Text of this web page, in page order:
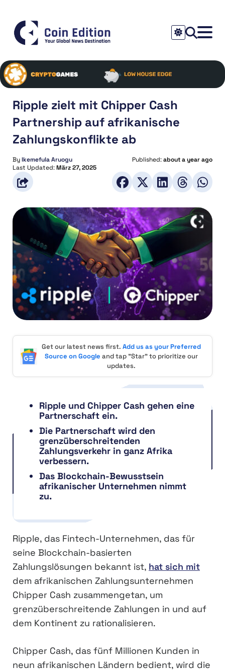
Ripple zielt mit Chipper Cash
Partnership auf afrikanische
Zahlungskonflikte ab
ByIkemefula Aruogu Published:about a year ago
Last Updated:März 27, 2025
Get our latest news first. Add us as your Preferred
Source on Google and tap "Star" to prioritize our
updates.
Ripple und Chipper Cash gehen eine
Partnerschaft ein.
Die Partnerschaft wird den
grenzüberschreitenden
Zahlungsverkehr in ganz Afrika
verbessern.
Das Blockchain-Bewusstsein
afrikanischer Unternehmen nimmt
zu.
Ripple, das Fintech-Unternehmen, das für
seine Blockchain-basierten
Zahlungslösungen bekannt ist, hat sich mit
dem afrikanischen Zahlungsunternehmen
Chipper Cash zusammengetan, um
grenzüberschreitende Zahlungen in und auf
dem Kontinent zu rationalisieren.
Chipper Cash, das fünf Millionen Kunden in
neun afrikanischen Ländern bedient, wird die